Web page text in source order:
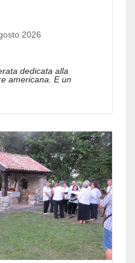
2026
dedicata alla
americana. E un